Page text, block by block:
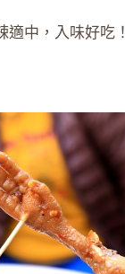
適中，入味好吃！